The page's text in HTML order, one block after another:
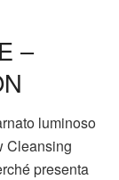
–
luminoso
Cleansing
presenta